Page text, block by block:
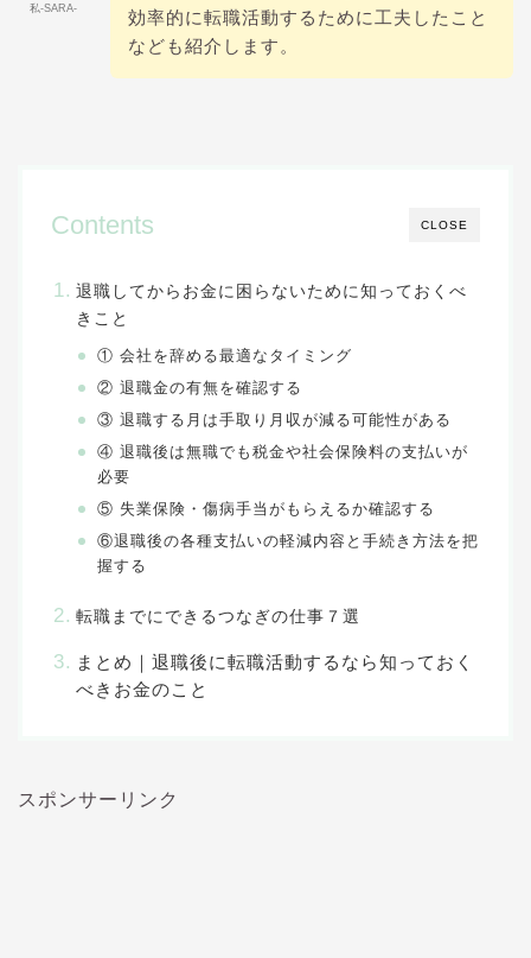
私-SARA-
効率的に転職活動するために工夫したこと
なども紹介します。
CLOSE
Contents
退職してからお金に困らないために知っておくべ
きこと
① 会社を辞める最適なタイミング
② 退職金の有無を確認する
③ 退職する月は手取り月収が減る可能性がある
④ 退職後は無職でも税金や社会保険料の支払いが
必要
⑤ 失業保険・傷病手当がもらえるか確認する
⑥退職後の各種支払いの軽減内容と手続き方法を把
握する
転職までにできるつなぎの仕事７選
まとめ｜退職後に転職活動するなら知っておく
べきお金のこと
スポンサーリンク